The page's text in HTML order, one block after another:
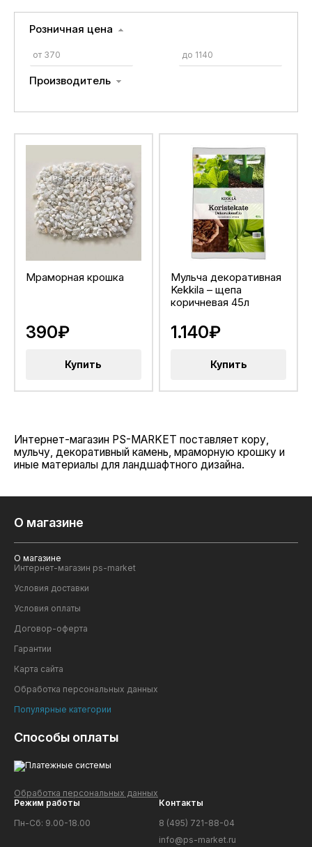
Розничная цена
Производитель
Мраморная крошка
390₽
Купить
Мульча декоративная
Kekkila – щепа
коричневая 45л
1.140₽
Купить
Интернет-магазин PS-MARKET поставляет кору,
мульчу, декоративный камень, мраморную крошку и
иные материалы для ландшафтного дизайна.
О магазине
О магазине
Интернет-магазин ps-market
Условия доставки
Условия оплаты
Договор-оферта
Гарантии
Карта сайта
Обработка персональных данных
Популярные категории
Способы оплаты
Обработка персональных данных
Режим работы
Пн-Сб: 9.00-18.00
Контакты
8 (495) 721-88-04
info@ps-market.ru